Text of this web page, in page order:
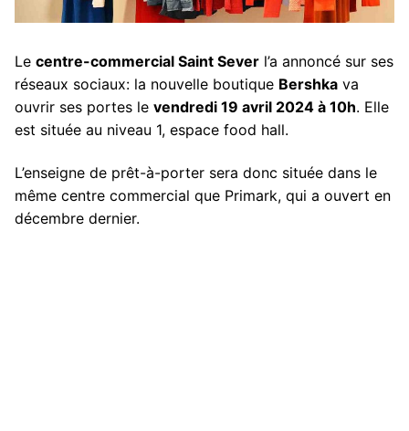
Le centre-commercial Saint Sever l’a annoncé sur ses
réseaux sociaux: la nouvelle boutique Bershka va
ouvrir ses portes le vendredi 19 avril 2024 à 10h. Elle
est située au niveau 1, espace food hall.
L’enseigne de prêt-à-porter sera donc située dans le
même centre commercial que Primark, qui a ouvert en
décembre dernier.